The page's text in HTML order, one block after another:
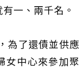
一、兩千名。
為了還債並供應
女中心來參加聚